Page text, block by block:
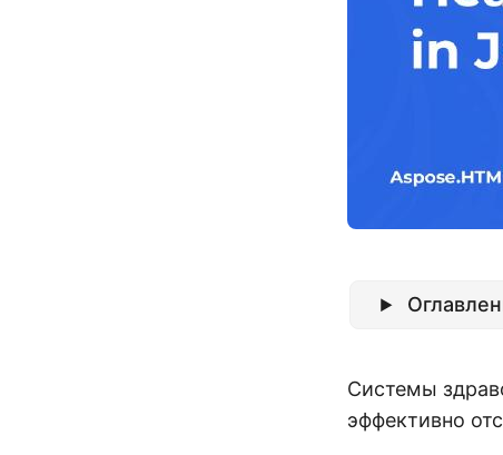
Системы
эффективно